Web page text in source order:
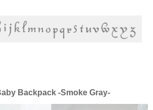
Backpack -Smoke Gray-